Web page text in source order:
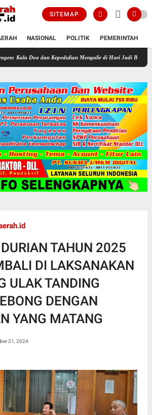
SITEMAP
NASIONAL POLITIK PEMERINTAH
dan Kepedulian Mengalir di Hari Jadi Bahlil Lahadalia
TAHUN 2025
DI LAKSANAKAN
ULAK TANDING
DENGAN
YANG MATANG
21, 2024